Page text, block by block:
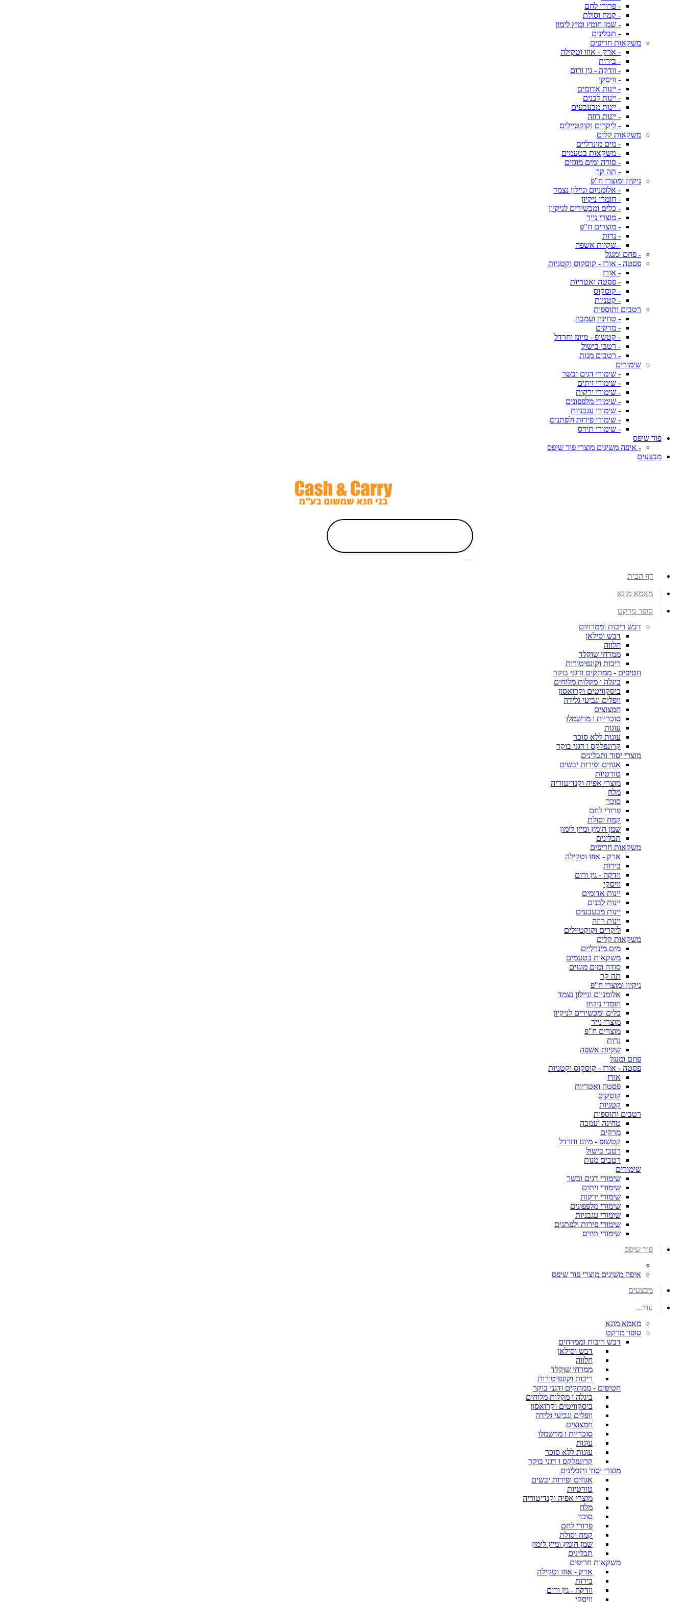
- פרורי לחם
- קמח וסולת
- שמן חומץ ומיץ לימון
- תבלינים
משקאות חריפים
- ארק - אוזו וטקילה
- בירות
- וודקה - גין ורום
- וויסקי
- יינות אדומים
- יינות לבנים
- יינות מבעבעים
- יינות רוזה
- ליקרים וקוקטיילים
משקאות קלים
- מים מינרליים
- משקאות בטעמים
- סודה ומים מוגזים
- תה קר
ניקיון ומוצרי ח"פ
- אלומניום וניילון נצמד
- חומרי ניקיון
- כלים ומכשירים לניקיון
- מוצרי נייר
- מוצרים ח"פ
- נרות
- שקיות אשפה
- פחם ומנגל
פסטה - אורז - קוסקוס וקטניות
- אורז
- פסטה ואטריות
- קוסקוס
- קטניות
רטבים ותוספות
- טחינה ועמבה
- מרקים
- קטשופ - מיונז וחרדל
- רטבי בישול
- רטבים מנות
שימורים
- שימורי דגים ובשר
- שימורי זיתים
- שימורי ירקות
- שימורי מלפפונים
- שימורי עגבניות
- שימורי פירות ולפתנים
- שימורי תירס
פור שיפס
- איפה משיגים מוצרי פור שיפס
מבצעים
דף הבית
מאמא מונא
סופר מרקט
דבש ריבות וממרחים
דבש וסילאן
חלווה
ממרחי שוקלד
ריבות וקונפיטורות
חטיפים - ממתקים ודגני בוקר
ביגלה ו מקלות מלוחים
ביסקוויטים וקרואסון
וופלים וגביעי גלידה
חמצוצים
סוכריות ו מרשמלו
עוגות
עוגות ללא סוכר
קרונפלקס ו דגני בוקר
מוצרי יסוד ותבלינים
אגוזים ופירות יבשים
טורטיות
מוצרי אפיה וקנדיטוריה
מלח
סוכר
פרורי לחם
קמח וסולת
שמן חומץ ומיץ לימון
תבלינים
משקאות חריפים
ארק - אוזו וטקילה
בירות
וודקה - גין ורום
וויסקי
יינות אדומים
יינות לבנים
יינות מבעבעים
יינות רוזה
ליקרים וקוקטיילים
משקאות קלים
מים מינרליים
משקאות בטעמים
סודה ומים מוגזים
תה קר
ניקיון ומוצרי ח"פ
אלומניום וניילון נצמד
חומרי ניקיון
כלים ומכשירים לניקיון
מוצרי נייר
מוצרים ח"פ
נרות
שקיות אשפה
פחם ומנגל
פסטה - אורז - קוסקוס וקטניות
אורז
פסטה ואטריות
קוסקוס
קטניות
רטבים ותוספות
טחינה ועמבה
מרקים
קטשופ - מיונז וחרדל
רטבי בישול
רטבים מנות
שימורים
שימורי דגים ובשר
שימורי זיתים
שימורי ירקות
שימורי מלפפונים
שימורי עגבניות
שימורי פירות ולפתנים
שימורי תירס
פור שיפס
איפה משיגים מוצרי פור שיפס
מבצעים
עוד...
מאמא מונא
סופר מרקט
דבש ריבות וממרחים
דבש וסילאן
חלווה
ממרחי שוקלד
ריבות וקונפיטורות
חטיפים - ממתקים ודגני בוקר
ביגלה ו מקלות מלוחים
ביסקוויטים וקרואסון
וופלים וגביעי גלידה
חמצוצים
סוכריות ו מרשמלו
עוגות
עוגות ללא סוכר
קרונפלקס ו דגני בוקר
מוצרי יסוד ותבלינים
אגוזים ופירות יבשים
טורטיות
מוצרי אפיה וקנדיטוריה
מלח
סוכר
פרורי לחם
קמח וסולת
שמן חומץ ומיץ לימון
תבלינים
משקאות חריפים
ארק - אוזו וטקילה
בירות
וודקה - גין ורום
וויסקי